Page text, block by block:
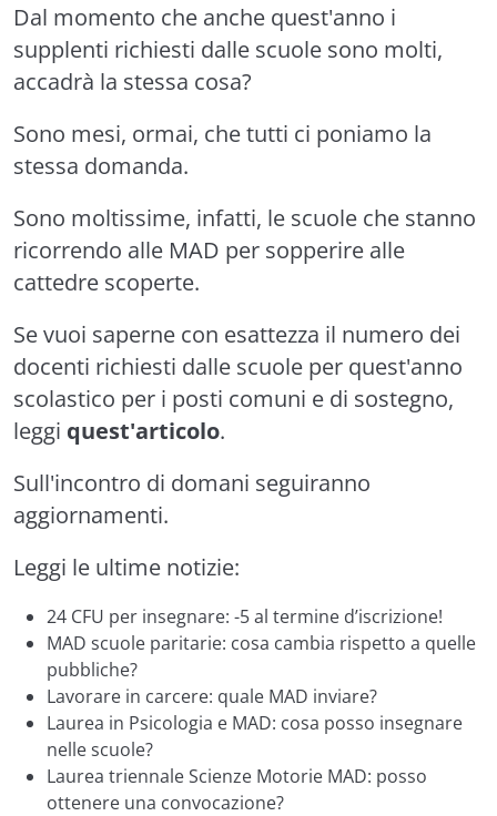
Dal momento che anche quest'anno i
supplenti richiesti dalle scuole sono molti,
accadrà la stessa cosa?
Sono mesi, ormai, che tutti ci poniamo la
stessa domanda.
Sono moltissime, infatti, le scuole che stanno
ricorrendo alle MAD per sopperire alle
cattedre scoperte.
Se vuoi saperne con esattezza il numero dei
docenti richiesti dalle scuole per quest'anno
scolastico per i posti comuni e di sostegno,
leggi quest'articolo.
Sull'incontro di domani seguiranno
aggiornamenti.
Leggi le ultime notizie:
24 CFU per insegnare: -5 al termine d’iscrizione!
MAD scuole paritarie: cosa cambia rispetto a quelle
pubbliche?
Lavorare in carcere: quale MAD inviare?
Laurea in Psicologia e MAD: cosa posso insegnare
nelle scuole?
Laurea triennale Scienze Motorie MAD: posso
ottenere una convocazione?